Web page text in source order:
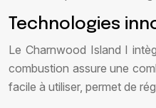
Technologies
Le Charnwood Island I
combustion assure une
facile à utiliser, permet de